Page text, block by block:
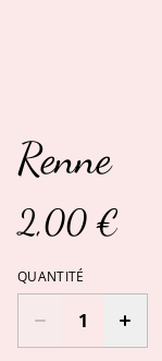
Renne
2,00 €
QUANTITÉ